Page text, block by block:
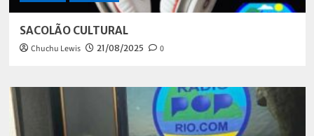
SACOLÃO CULTURAL
Chuchu Lewis 21/08/2025 0